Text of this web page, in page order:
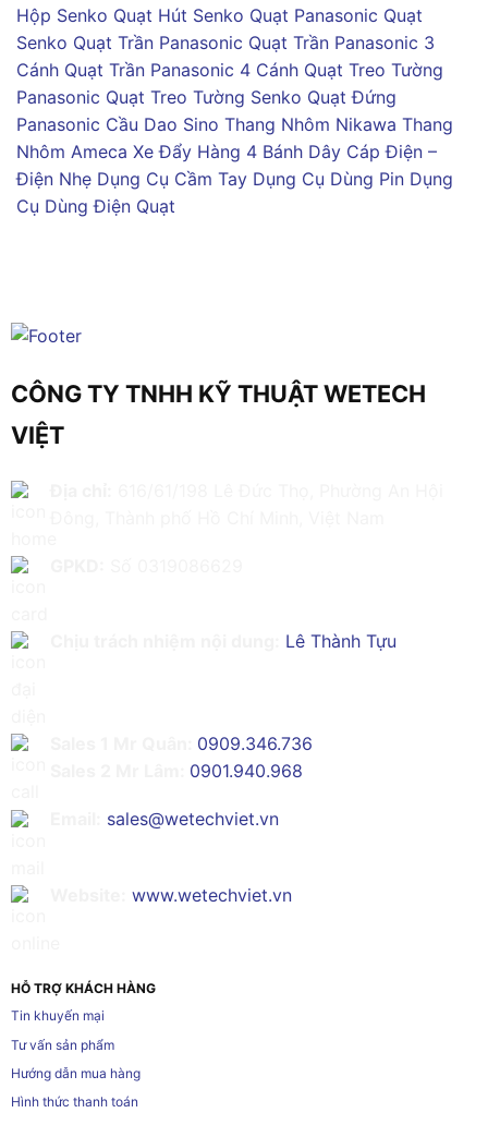
Hộp Senko Quạt Hút Senko Quạt Panasonic Quạt
Senko Quạt Trần Panasonic Quạt Trần Panasonic 3
Cánh Quạt Trần Panasonic 4 Cánh Quạt Treo Tường
Panasonic Quạt Treo Tường Senko Quạt Đứng
Panasonic Cầu Dao Sino Thang Nhôm Nikawa Thang
Nhôm Ameca Xe Đẩy Hàng 4 Bánh Dây Cáp Điện –
Điện Nhẹ Dụng Cụ Cầm Tay Dụng Cụ Dùng Pin Dụng
Cụ Dùng Điện Quạt
CÔNG TY TNHH KỸ THUẬT WETECH
VIỆT
Lê Thành Tựu
0909.346.736
0901.940.968
sales@wetechviet.vn
www.wetechviet.vn
HỖ TRỢ KHÁCH HÀNG
Tin khuyến mại
Tư vấn sản phẩm
Hướng dẫn mua hàng
Hình thức thanh toán